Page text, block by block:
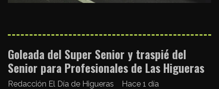
Goleada del Super Senior y traspié del
Senior para Profesionales de Las Higueras
Redacción El Día de Higueras
Hace 1 día